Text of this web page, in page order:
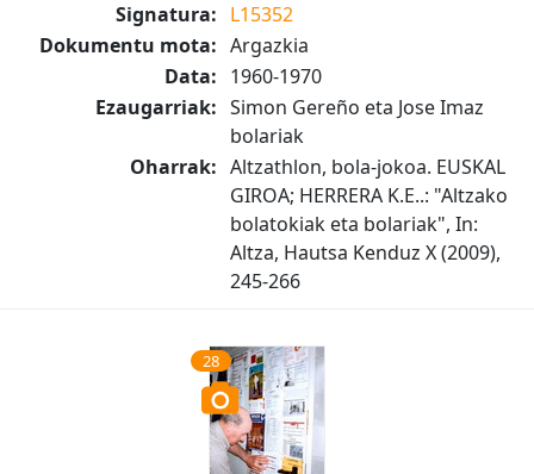
Signatura: L15352
Dokumentu mota: Argazkia
Data: 1960-1970
Ezaugarriak: Simon Gereño eta Jose Imaz
bolariak
Oharrak: Altzathlon, bola-jokoa. EUSKAL
GIROA; HERRERA K.E..: "Altzako
bolatokiak eta bolariak", In:
Altza, Hautsa Kenduz X (2009),
245-266
28